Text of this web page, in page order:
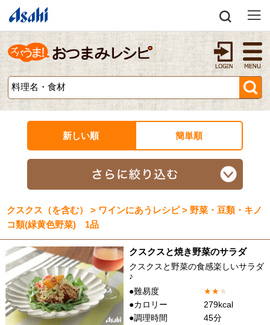
新しい順 簡単順
クスクス（を含む） > ワインにあうレシピ > 野菜・豆類・キノ
コ類(緑黄色野菜) 1品
クスクスと焼き野菜のサラダ
クスクスと野菜の食感楽しいサラダ
♪
●難易度
★★★
●カロリー
279kcal
●調理時間
45分